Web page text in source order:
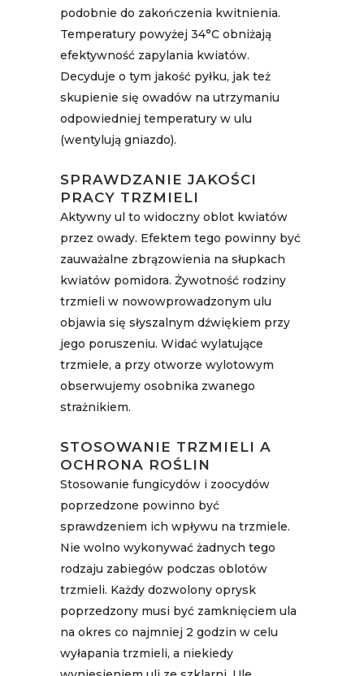
podobnie do zakończenia kwitnienia.
Temperatury powyżej 34°C obniżają
efektywność zapylania kwiatów.
Decyduje o tym jakość pyłku, jak też
skupienie się owadów na utrzymaniu
odpowiedniej temperatury w ulu
(wentylują gniazdo).
SPRAWDZANIE JAKOŚCI
PRACY TRZMIELI
Aktywny ul to widoczny oblot kwiatów
przez owady. Efektem tego powinny być
zauważalne zbrązowienia na słupkach
kwiatów pomidora. Żywotność rodziny
trzmieli w nowowprowadzonym ulu
objawia się słyszalnym dźwiękiem przy
jego poruszeniu. Widać wylatujące
trzmiele, a przy otworze wylotowym
obserwujemy osobnika zwanego
strażnikiem.
STOSOWANIE TRZMIELI A
OCHRONA ROŚLIN
Stosowanie fungicydów i zoocydów
poprzedzone powinno być
sprawdzeniem ich wpływu na trzmiele.
Nie wolno wykonywać żadnych tego
rodzaju zabiegów podczas oblotów
trzmieli. Każdy dozwolony oprysk
poprzedzony musi być zamknięciem ula
na okres co najmniej 2 godzin w celu
wyłapania trzmieli, a niekiedy